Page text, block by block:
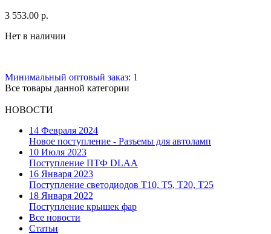
3 553.00 р.
Нет в наличии
Минимальный оптовый заказ: 1
Все товары данной категории
НОВОСТИ
14 Февраля 2024
Новое поступление - Разъемы для автоламп
10 Июля 2023
Поступление ПТФ DLAA
16 Января 2023
Поступление светодиодов T10, T5, T20, T25
18 Января 2022
Поступление крышек фар
Все новости
Статьи